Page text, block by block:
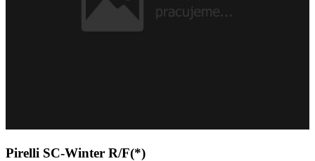
Pirelli SC-Winter R/F(*)